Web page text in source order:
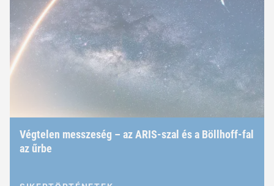
Végtelen messzeség – az ARIS-szal és a Böllhoff-fal
az űrbe